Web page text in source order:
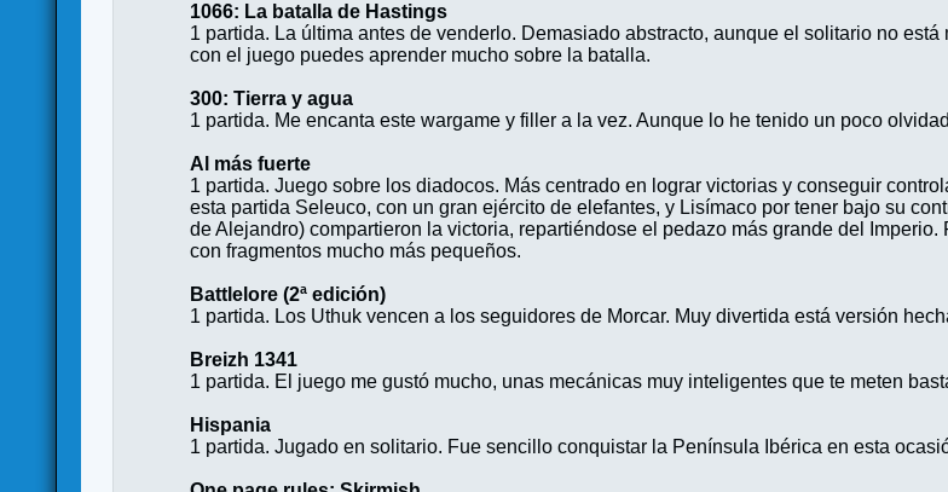
1066: La batalla de Hastings
1 partida. La última antes de venderlo. Demasiado abstracto, aunque el solitario no
con el juego puedes aprender mucho sobre la batalla.
300: Tierra y agua
1 partida. Me encanta este wargame y filler a la vez. Aunque lo he tenido un poco
Al más fuerte
1 partida. Juego sobre los diadocos. Más centrado en lograr victorias y conseguir
esta partida Seleuco, con un gran ejército de elefantes, y Lisímaco por tener bajo su
de Alejandro) compartieron la victoria, repartiéndose el pedazo más grande del
con fragmentos mucho más pequeños.
Battlelore (2ª edición)
1 partida. Los Uthuk vencen a los seguidores de Morcar. Muy divertida está versión
Breizh 1341
1 partida. El juego me gustó mucho, unas mecánicas muy inteligentes que te meten
Hispania
1 partida. Jugado en solitario. Fue sencillo conquistar la Península Ibérica en esta